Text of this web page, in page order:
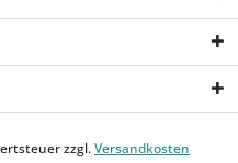
zzgl.Versandkosten